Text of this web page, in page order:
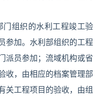
组织的水利工程竣工验
参加。水利部组织的工程
派员参加；流域机构或省
收，由相应的档案管理部
关工程项目的验收，由组